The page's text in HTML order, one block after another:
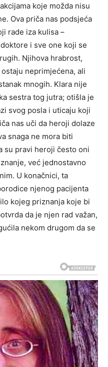
koje možda nisu
Ova priča nas podsjeća
rade iza kulisa –
i sve one koji se
Njihova hrabrost,
neprimjećena, ali
mnogih. Klara nije
sestra tog jutra; otišla je
svog posla i uticaju koji
nas uči da heroji dolaze
snaga ne mora biti
su pravi heroji često oni
već jednostavno
U konačnici, ta
njenog pacijenta
kojeg priznanja koje bi
da je njen rad važan,
nekom drugom da se